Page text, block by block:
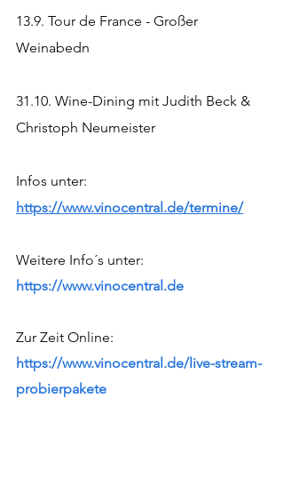
13.9. Tour de France - Großer
Weinabedn
31.10. Wine-Dining mit Judith Beck &
Christoph Neumeister
Infos unter:
https://www.vinocentral.de/termine/
Weitere Info´s unter:
https://www.vinocentral.de
Zur Zeit Online:
https://www.vinocentral.de/live-stream-
probierpakete